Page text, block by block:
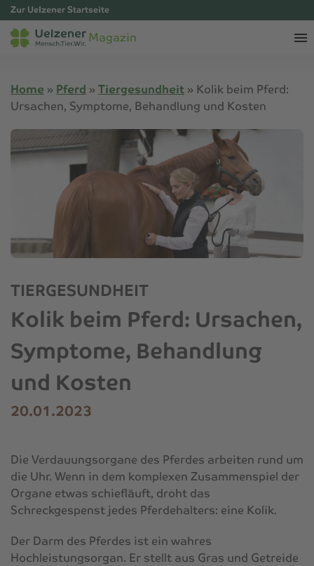
Zur Uelzener Startseite
Magazin
Home » Pferd » Tiergesundheit » Kolik beim Pferd:
Ursachen, Symptome, Behandlung und Kosten
TIERGESUNDHEIT
Kolik beim Pferd: Ursachen,
Symptome, Behandlung
und Kosten
20.01.2023
Die Verdauungsorgane des Pferdes arbeiten rund um
die Uhr. Wenn in dem komplexen Zusammenspiel der
Organe etwas schiefläuft, droht das
Schreckgespenst jedes Pferdehalters: eine Kolik.
Der Darm des Pferdes ist ein wahres
Hochleistungsorgan. Er stellt aus Gras und Getreide